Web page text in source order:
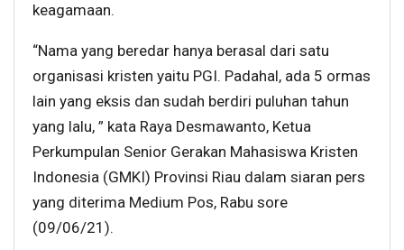
keagamaan.
“Nama yang beredar hanya berasal dari satu
organisasi kristen yaitu PGI. Padahal, ada 5 ormas
lain yang eksis dan sudah berdiri puluhan tahun
yang lalu, ” kata Raya Desmawanto, Ketua
Perkumpulan Senior Gerakan Mahasiswa Kristen
Indonesia (GMKI) Provinsi Riau dalam siaran pers
yang diterima Medium Pos, Rabu sore
(09/06/21).